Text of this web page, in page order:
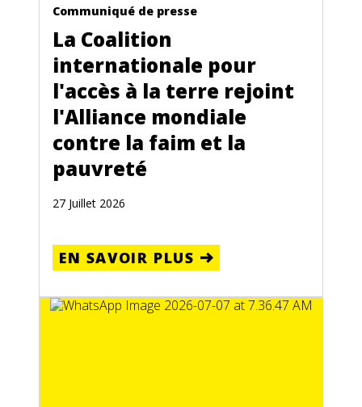
Communiqué de presse
La Coalition
internationale pour
l'accès à la terre rejoint
l'Alliance mondiale
contre la faim et la
pauvreté
27 Juillet 2026
EN SAVOIR PLUS